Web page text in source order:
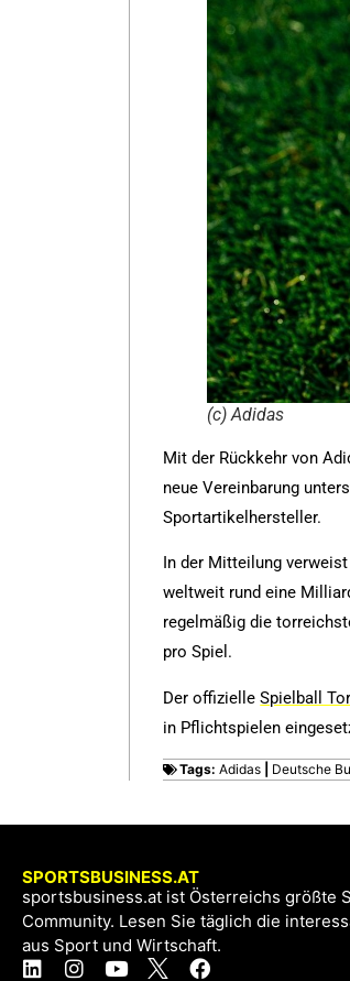
(c) Adidas
Mit der Rückkehr von
neue Vereinbarung
Sportartikelhersteller.
In der Mitteilung
weltweit rund eine
regelmäßig die
pro Spiel.
Der offizielleSpielball
in Pflichtspielen
Tags:Adidas Deutsche
SPORTSBUSINESS.AT
sportsbusiness.at ist Österreichs größte
Community. Lesen Sie täglich die
aus Sport und Wirtschaft.